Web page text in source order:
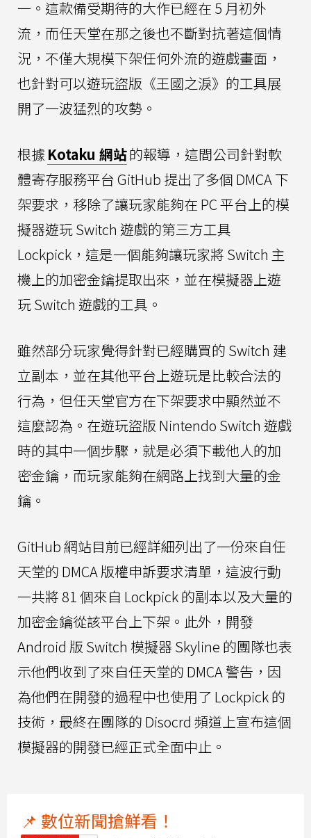
一。這款備受期待的大作已經在 5 月初外
流，而任天堂在那之後也不斷對抗著這個情
況，不僅大規模下架任何外流的遊戲畫面，
也針對可以遊玩盜版《王國之淚》的工具展
開了一波猛烈的攻勢。
根據 Kotaku 網站的報導，這間公司針對軟
體寄存服務平台 GitHub 提出了多個 DMCA 下
架要求，移除了讓玩家能夠在 PC 平台上的模
擬器遊玩 Switch 遊戲的第三方工具
Lockpick，這是一個能夠讓玩家將 Switch 主
機上的加密金鑰提取出來，並在模擬器上遊
玩 Switch 遊戲的工具。
雖然部分玩家覺得針對已經購買的 Switch 建
立副本，並在其他平台上遊玩是比較合法的
行為，但任天堂官方在下架要求中顯然並不
這麼認為。在遊玩盜版 Nintendo Switch 遊戲
時的其中一個步驟，就是必須下載他人的加
密金鑰，而玩家能夠在網路上找到大量的金
鑰。
GitHub 網站目前已經詳細列出了一份來自任
天堂的 DMCA 版權申訴要求清單，這波行動
一共將 81 個來自 Lockpick 的副本以及大量的
加密金鑰從該平台上下架。此外，開發
Android 版 Switch 模擬器 Skyline 的團隊也表
示他們收到了來自任天堂的 DMCA 警告，因
為他們在開發的過程中也使用了 Lockpick 的
技術，最終在團隊的 Disocrd 頻道上宣布這個
模擬器的開發已經正式全面中止。
📌 數位新聞搶鮮看！